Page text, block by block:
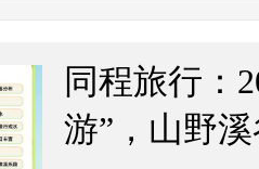
同程旅行：
游”，山野